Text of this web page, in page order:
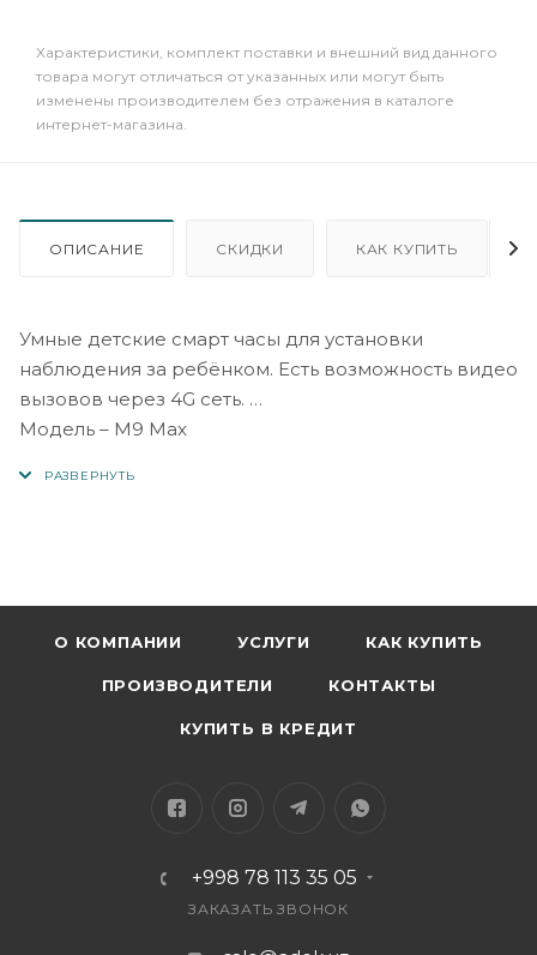
Xарактеристики, комплект поставки и внешний вид данного
товара могут отличаться от указанных или могут быть
изменены производителем без отражения в каталоге
интернет-магазина.
ОПИСАНИЕ СКИДКИ КАК КУПИТЬ
Умные детские смарт часы для установки
наблюдения за ребёнком. Есть возможность видео
вызовов через 4G сеть.
Модель – M9 Max
Размер – 43,2 * 254 * 14,5 мм
Чип – Ars3603s
Оперативная память – +192 МБ ПЗУ
Аккумулятор – 700 мАч
О КОМПАНИИ УСЛУГИ КАК КУПИТЬ
ПРОИЗВОДИТЕЛИ КОНТАКТЫ
КУПИТЬ В КРЕДИТ
+998 78 113 35 05
ЗАКАЗАТЬ ЗВОНОК